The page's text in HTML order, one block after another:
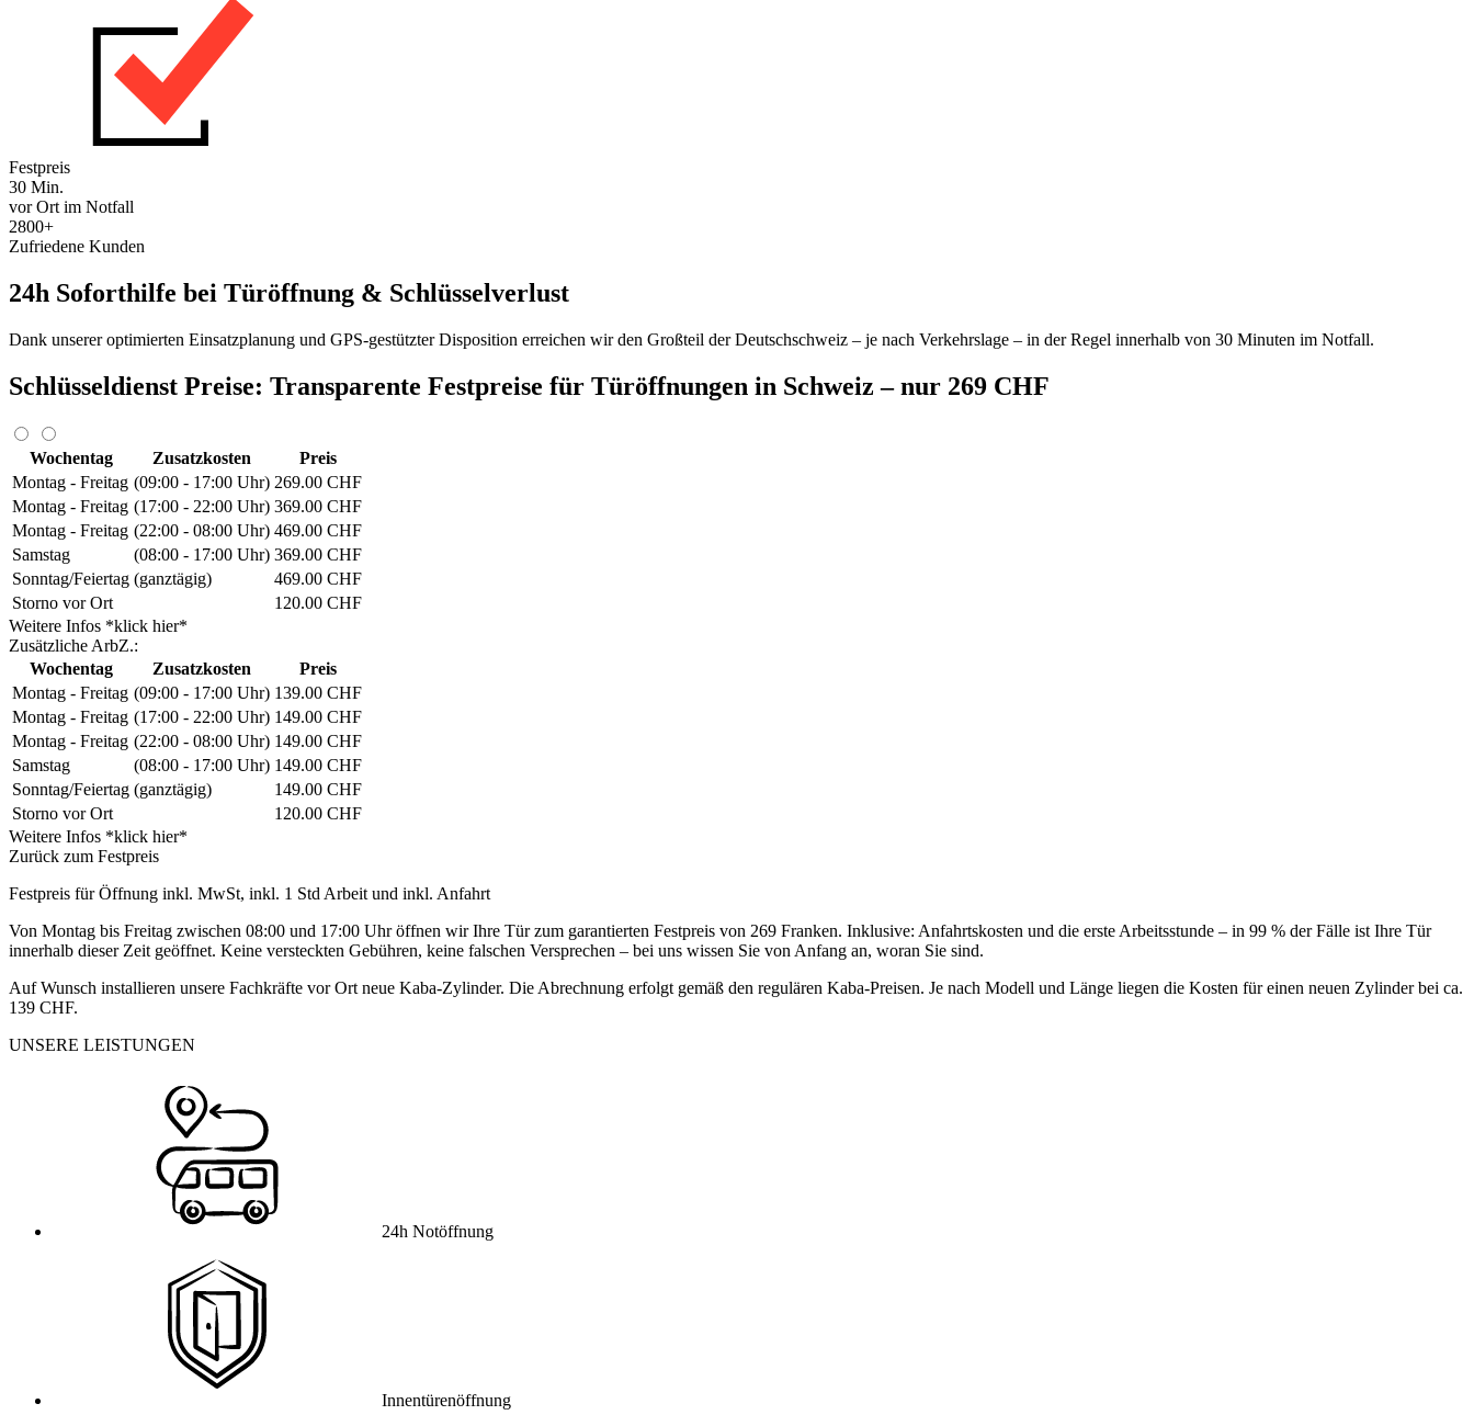
Festpreis
30 Min.
vor Ort im Notfall
2800+
Zufriedene Kunden
24h Soforthilfe bei Türöffnung & Schlüsselverlust
Dank unserer optimierten Einsatzplanung und GPS-gestützter Disposition erreichen wir den Großteil der Deutschschweiz – je nach Verkehrslage – in der Regel innerhalb von 30 Minuten im Notfall.
Schlüsseldienst Preise: Transparente Festpreise für Türöffnungen in Schweiz – nur 269 CHF
Wochentag Zusatzkosten
Preis
Montag - Freitag (09:00 - 17:00 Uhr) 269.00 CHF
Montag - Freitag (17:00 - 22:00 Uhr) 369.00 CHF
Montag - Freitag (22:00 - 08:00 Uhr) 469.00 CHF
Samstag
(08:00 - 17:00 Uhr) 369.00 CHF
Sonntag/Feiertag (ganztägig)
469.00 CHF
Storno vor Ort
120.00 CHF
Weitere Infos *klick hier*
Zusätzliche ArbZ.:
Wochentag
Zusatzkosten
Preis
Montag - Freitag (09:00 - 17:00 Uhr) 139.00 CHF
Montag - Freitag (17:00 - 22:00 Uhr) 149.00 CHF
Montag - Freitag (22:00 - 08:00 Uhr) 149.00 CHF
Samstag
(08:00 - 17:00 Uhr) 149.00 CHF
Sonntag/Feiertag (ganztägig)
149.00 CHF
Storno vor Ort
120.00 CHF
Weitere Infos *klick hier*
Zurück zum Festpreis
Festpreis für Öffnung inkl. MwSt, inkl. 1 Std Arbeit und inkl. Anfahrt
Von Montag bis Freitag zwischen 08:00 und 17:00 Uhr öffnen wir Ihre Tür zum garantierten Festpreis von 269 Franken. Inklusive: Anfahrtskosten und die erste Arbeitsstunde – in 99 % der Fälle ist Ihre Tür
innerhalb dieser Zeit geöffnet. Keine versteckten Gebühren, keine falschen Versprechen – bei uns wissen Sie von Anfang an, woran Sie sind.
Auf Wunsch installieren unsere Fachkräfte vor Ort neue Kaba-Zylinder. Die Abrechnung erfolgt gemäß den regulären Kaba-Preisen. Je nach Modell und Länge liegen die Kosten für einen neuen Zylinder bei ca.
139 CHF.
UNSERE LEISTUNGEN
24h Notöffnung
Innentürenöffnung